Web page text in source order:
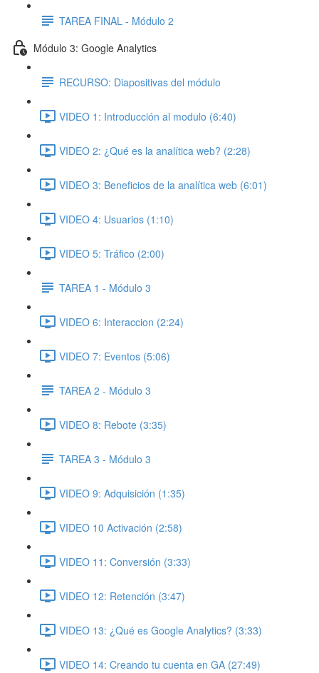
TAREA FINAL - Módulo 2
Módulo 3: Google Analytics
RECURSO: Diapositivas del módulo
VIDEO 1: Introducción al modulo (6:40)
VIDEO 2: ¿Qué es la analítica web? (2:28)
VIDEO 3: Beneficios de la analítica web (6:01)
VIDEO 4: Usuarios (1:10)
VIDEO 5: Tráfico (2:00)
TAREA 1 - Módulo 3
VIDEO 6: Interaccion (2:24)
VIDEO 7: Eventos (5:06)
TAREA 2 - Módulo 3
VIDEO 8: Rebote (3:35)
TAREA 3 - Módulo 3
VIDEO 9: Adquisición (1:35)
VIDEO 10 Activación (2:58)
VIDEO 11: Conversión (3:33)
VIDEO 12: Retención (3:47)
VIDEO 13: ¿Qué es Google Analytics? (3:33)
VIDEO 14: Creando tu cuenta en GA (27:49)